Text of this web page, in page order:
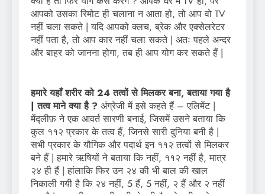
आपको उसका रिमोट ही चलाना न आता हो, तो आप वो TV
नहीं चला सकते | यदि आपको क्लच, ब्रेक और एक्सेलरेटर
नहीं पता है, तो आप कार नहीं चला सकते | अतः पहले अन्दर
और बाहर को जानना होगा, तब ही आप योग कर सकते हैं |
हमारे यहाँ शरीर को 24 तत्वों से मिलकर बना, बताया गया है
| तत्व माने क्या है ? अंग्रेजी में इसे कहते हैं – एलिमेंट |
मेंद्लीफ़ ने एक आवर्त सारणी बनाई, जिसमें उसने बताया कि
कुल ११२ प्रकार के तत्व हैं, जिनसे सारी दुनिया बनी है |
सभी प्रकार के यौगिक और पदार्थ इन ११२ तत्वों से मिलकर
बने हैं | हमारे ऋषियों ने बताया कि नहीं, ११२ नहीं है, मात्र
२४ ही हैं | हांलाकि फिर उन २४ की भी बाल की खाल
निकाली गयी है कि २४ नहीं, 5 हैं, 5 नहीं, २ हैं और २ नहीं